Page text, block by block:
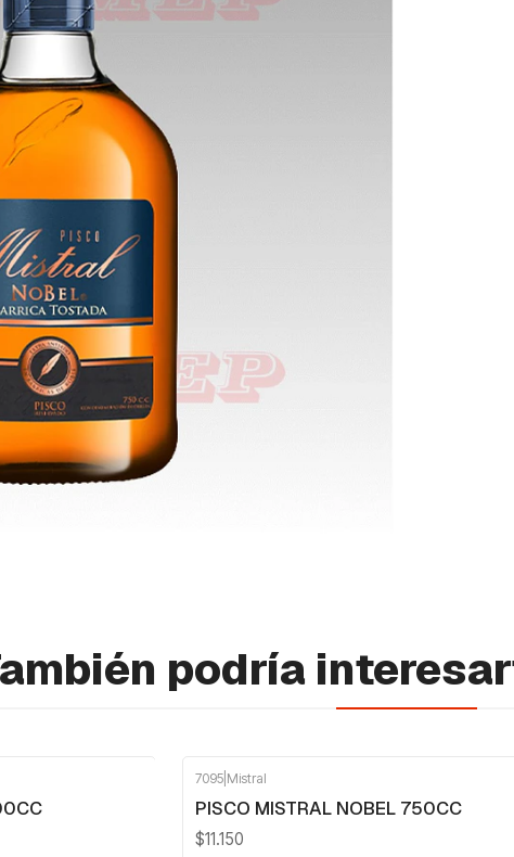
podría
7095| Mistral
PISCO MISTRAL NOBEL 750CC
$11.150